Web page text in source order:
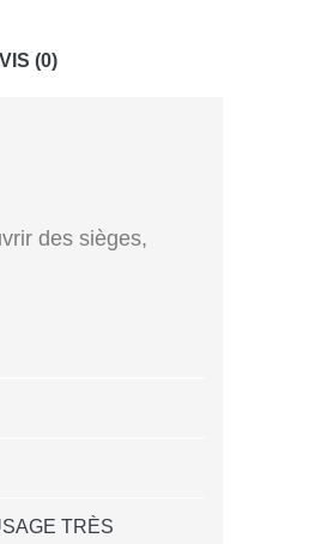
(0)
des sièges,
TRÈS